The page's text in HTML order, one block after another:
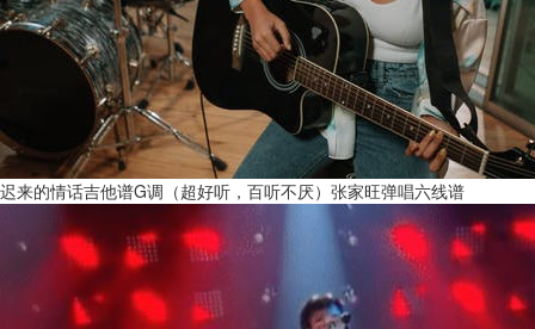
迟来的情话吉他谱G调（超好听，百听不厌）张家旺弹唱六线谱